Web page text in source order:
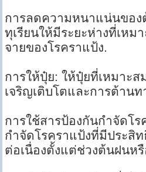
การลดความหนาแน่นของ
ทุเรียนให้มีระยะห่างที่เหม
จายของโรคราแป้ง.
การให้ปุ๋ย: ให้ปุ๋ยที่เหมาะส
เจริญเติบโตและการต้าน
การใช้สารป้องกันกำจัดโ
กำจัดโรคราแป้งที่มีประสิ
ต่อเนื่องตั้งแต่ช่วงต้นฝนหรื